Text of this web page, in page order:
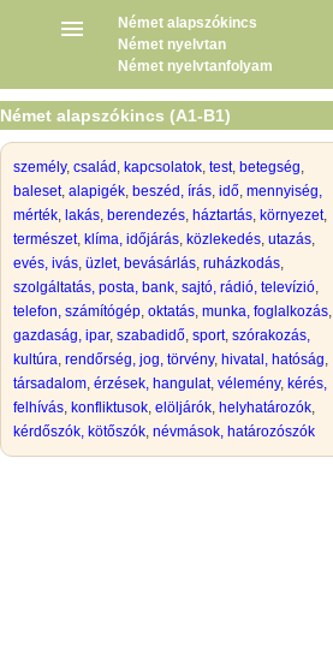
Német alapszókincs
Német nyelvtan
Német nyelvtanfolyam
Német alapszókincs (A1-B1)
személy, család , kapcsolatok, test, betegség,
baleset, alapigék, beszéd, írás, idő, mennyiség,
mérték, lakás, berendezés, háztartás, környezet,
természet, klíma, időjárás, közlekedés, utazás,
evés, ivás, üzlet, bevásárlás, ruházkodás,
szolgáltatás, posta, bank, sajtó, rádió, televízió,
telefon, számítógép, oktatás, munka, foglalkozás,
gazdaság, ipar, szabadidő, sport, szórakozás,
kultúra, rendőrség, jog, törvény, hivatal, hatóság,
társadalom, érzések, hangulat, vélemény, kérés,
felhívás, konfliktusok, elöljárók, helyhatározók,
kérdőszók, kötőszók, névmások, határozószók